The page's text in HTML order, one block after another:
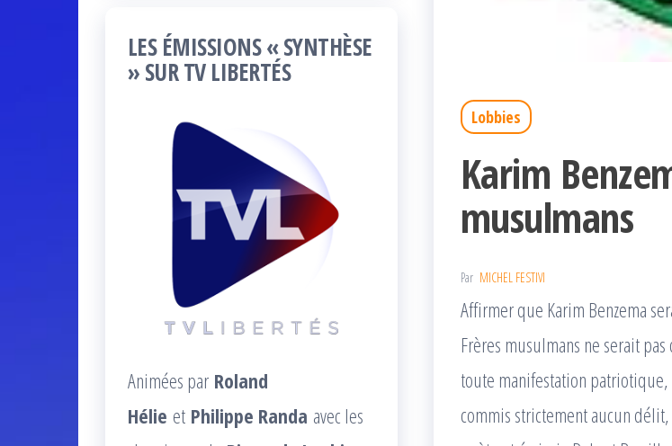
Lobbies
Karim
musulmans
Par MICHEL FESTIVI
Affirmer que Karim Benzema
Frères musulmans ne serait
toute manifestation patriotique,
commis strictement aucun
LES ÉMISSIONS « SYNTHÈSE
» SUR TV LIBERTÉS
Animées par Roland
Hélie et Philippe Randa avec les